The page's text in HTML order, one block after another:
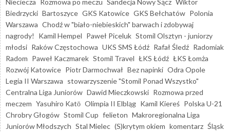
Biedrzycki Bartoszyce GKS Katowice GKS Bełchatów Polonia
Warszawa Chodź w "biało-niebieskich" barwach i zdobywaj
nagrody!
Kamil Hempel Paweł Piceluk Stomil Olsztyn - juniorzy
młodsi Raków Częstochowa UKS SMS Łódź Rafał Śledź Radomiak
Radom Paweł Kaczmarek Stomil Travel ŁKS Łódź ŁKS Łomża
Rozwój Katowice Piotr Darmochwał Bez napinki Odra Opole
Legia II Warszawa stowarzyszenie "Stomil Ponad Wszystko"
Centralna Liga Juniorów Dawid Mieczkowski Rozmowa przed
meczem Yasuhiro Katō Olimpia II Elbląg Kamil Kiereś Polska U-21
Chrobry Głogów Stomil Cup felieton Makroregionalna Liga
Juniorów Młodszych Stal Mielec (S)krytym okiem komentarz Śląsk